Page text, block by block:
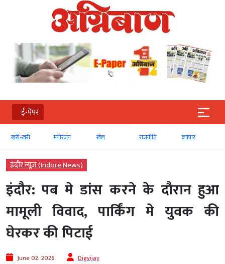
ई-पेपर
खरी-खरी मनोरंजन खेल राजनीति व्‍यापार
इंदौर न्यूज़ (Indore News)
इंदौर: पब मे डांस करने के दौरान हुआ
मामूली विवाद, पार्किंग मे युवक की
घेरकर की पिटाई
June 02, 2026 Digvijay